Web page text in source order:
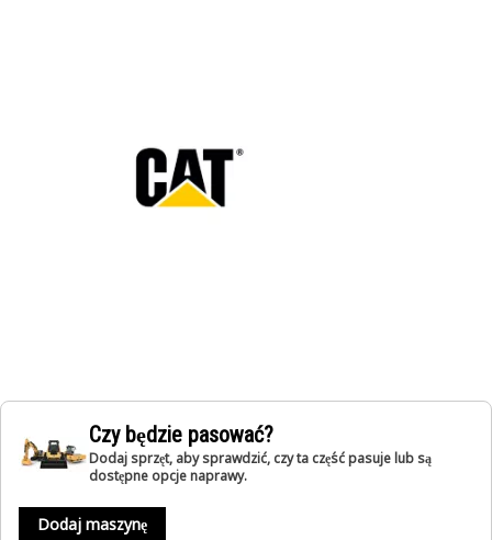
Czy będzie pasować?
Dodaj sprzęt, aby sprawdzić, czy ta część pasuje lub są
dostępne opcje naprawy.
Dodaj maszynę